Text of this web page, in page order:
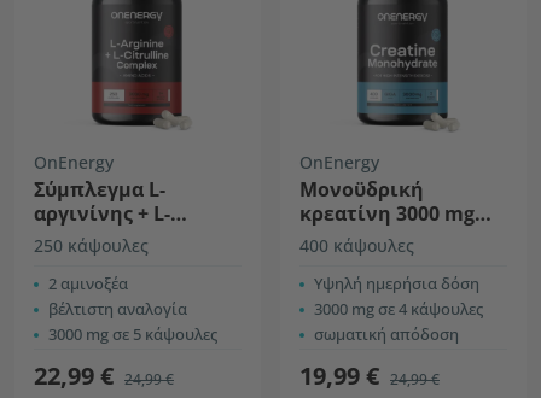
OnEnergy
Σύμπλεγμα L-
αργινίνης + L-
κιτρουλίνης 3000 mg
250 κάψουλες
2 αμινοξέα
βέλτιστη αναλογία
3000 mg σε 5 κάψουλες
22,99 € 24,99 €
OnEnergy
Μονοϋδρική
κρεατίνη 3000 mg
GIGA CAPS
400 κάψουλες
Υψηλή ημερήσια δόση
3000 mg σε 4 κάψουλες
σωματική απόδοση
19,99 € 24,99 €